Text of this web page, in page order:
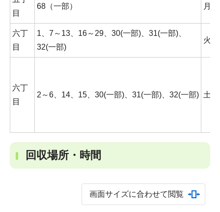
目
68（一部） 月
六丁
目
1、7～13、16～29、30(一部)、31(一部)、
32(一部)
火
六丁
目
2～6、14、15、30(一部)、31(一部)、32(一部) 土
回収場所・時間
画面サイズに合わせて閲覧